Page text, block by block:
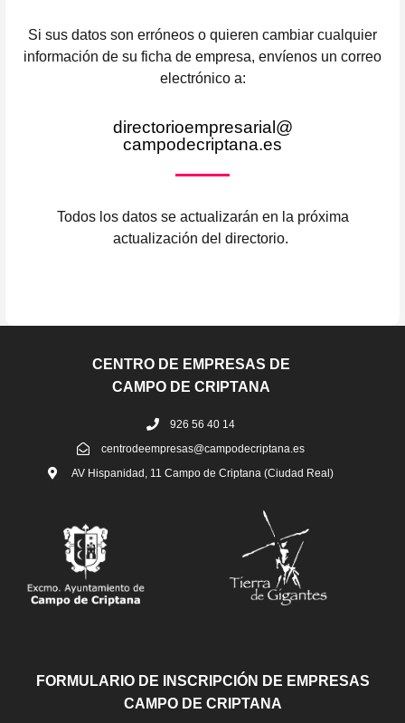
Si sus datos son erróneos o quieren cambiar cualquier
información de su ficha de empresa, envíenos un correo
electrónico a:
directorioempresarial@
campodecriptana.es
Todos los datos se actualizarán en la próxima
actualización del directorio.
CENTRO DE EMPRESAS DE
CAMPO DE CRIPTANA
926 56 40 14
centrodeempresas@campodecriptana.es
AV Hispanidad, 11 Campo de Criptana (Ciudad Real)
FORMULARIO DE INSCRIPCIÓN DE EMPRESAS
CAMPO DE CRIPTANA